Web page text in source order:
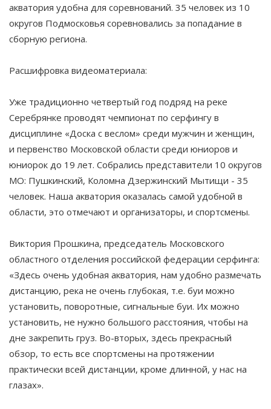
акватория удобна для соревнований. 35 человек из 10
округов Подмосковья соревновались за попадание в
сборную региона.
Расшифровка видеоматериала:
Уже традиционно четвертый год подряд на реке
Серебрянке проводят чемпионат по серфингу в
дисциплине «Доска с веслом» среди мужчин и женщин,
и первенство Московской области среди юниоров и
юниорок до 19 лет. Собрались представители 10 округов
МО: Пушкинский, Коломна Дзержинский Мытищи - 35
человек. Наша акватория оказалась самой удобной в
области, это отмечают и организаторы, и спортсмены.
Виктория Прошкина, председатель Московского
областного отделения российской федерации серфинга:
«Здесь очень удобная акватория, нам удобно размечать
дистанцию, река не очень глубокая, т.е. буи можно
установить, поворотные, сигнальные буи. Их можно
установить, не нужно большого расстояния, чтобы на
дне закрепить груз. Во-вторых, здесь прекрасный
обзор, то есть все спортсмены на протяжении
практически всей дистанции, кроме длинной, у нас на
глазах».